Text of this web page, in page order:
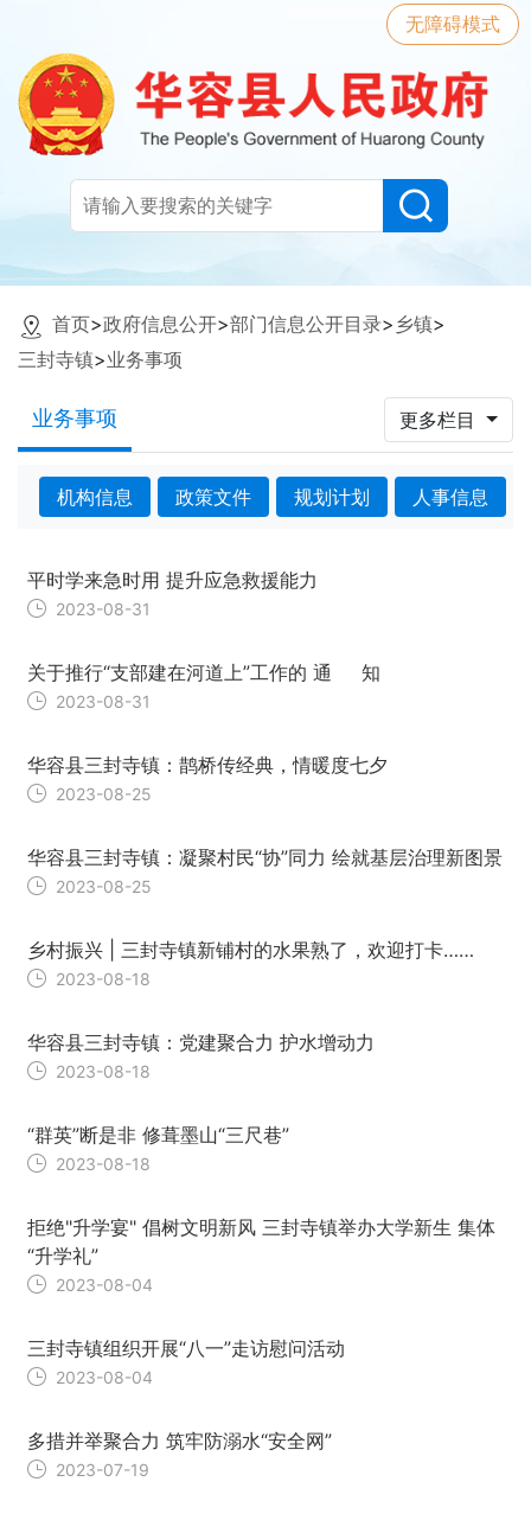
无障碍模式
首页>政府信息公开>部门信息公开目录> 乡镇>
三封寺镇>业务事项
业务事项 更多栏目
机构信息 政策文件 规划计划 人事信息
平时学来急时⽤ 提升应急救援能⼒
2023-08-31
关于推行“支部建在河道上”工作的 通 知
2023-08-31
华容县三封寺镇：鹊桥传经典，情暖度七⼣
2023-08-25
华容县三封寺镇：凝聚村民“协”同力 绘就基层治理新图景
2023-08-25
乡村振兴 | 三封寺镇新铺村的⽔果熟了，欢迎打卡……
2023-08-18
华容县三封寺镇：党建聚合力 护水增动力
2023-08-18
“群英”断是非 修葺墨山“三尺巷”
2023-08-18
拒绝"升学宴" 倡树⽂明新⻛ 三封寺镇举办⼤学新⽣ 集体
“升学礼”
2023-08-04
三封寺镇组织开展“⼋⼀”⾛访慰问活动
2023-08-04
多措并举聚合力 筑牢防溺水“安全网”
2023-07-19